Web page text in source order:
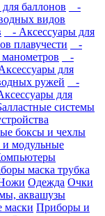
баллонов
-
видов
- Аксессуары для
плавучести
-
-
для
ружей
-
для
системы
боксы и чехлы
и модульные
маска трубка
Одежда Очки
аквашузы
маски Приборы и